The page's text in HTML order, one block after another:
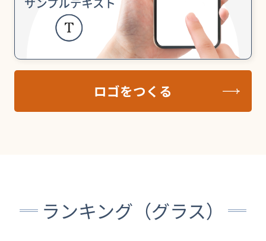
ロゴをつくる
ランキング（グラス）